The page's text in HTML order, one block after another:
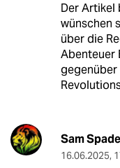
Der Artikel
wünschen
über die
Abenteuer
gegenüber
Sam Spade
16.06.2025,